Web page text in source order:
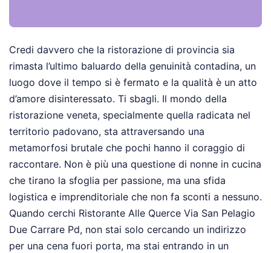
Credi davvero che la ristorazione di provincia sia
rimasta l’ultimo baluardo della genuinità contadina, un
luogo dove il tempo si è fermato e la qualità è un atto
d’amore disinteressato. Ti sbagli. Il mondo della
ristorazione veneta, specialmente quella radicata nel
territorio padovano, sta attraversando una
metamorfosi brutale che pochi hanno il coraggio di
raccontare. Non è più una questione di nonne in cucina
che tirano la sfoglia per passione, ma una sfida
logistica e imprenditoriale che non fa sconti a nessuno.
Quando cerchi Ristorante Alle Querce Via San Pelagio
Due Carrare Pd, non stai solo cercando un indirizzo
per una cena fuori porta, ma stai entrando in un